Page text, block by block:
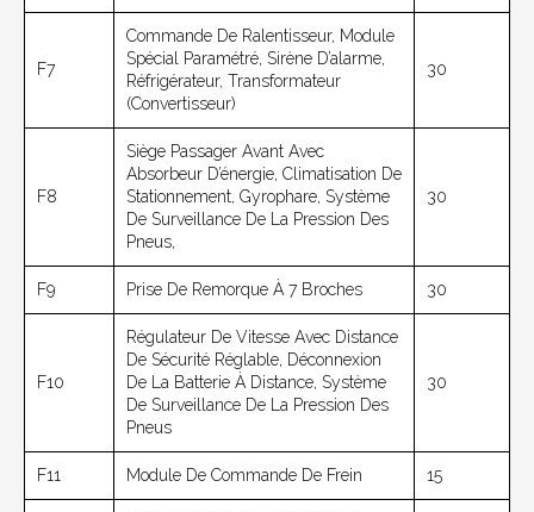
F7
Commande De Ralentisseur, Module
Spécial Paramétré, Sirène D’alarme,
Réfrigérateur, Transformateur
(convertisseur)
30
F8
Siège Passager Avant Avec
Absorbeur D’énergie, Climatisation De
Stationnement, Gyrophare, Système
De Surveillance De La Pression Des
Pneus,
30
F9 Prise De Remorque À 7 Broches 30
F10
Régulateur De Vitesse Avec Distance
De Sécurité Réglable, Déconnexion
De La Batterie À Distance, Système
De Surveillance De La Pression Des
Pneus
30
F11 Module De Commande De Frein 15